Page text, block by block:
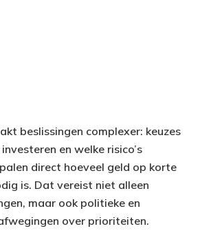
beslissingen complexer: keuzes
en welke risico’s
direct hoeveel geld op korte
is. Dat vereist niet alleen
maar ook politieke en
over prioriteiten.